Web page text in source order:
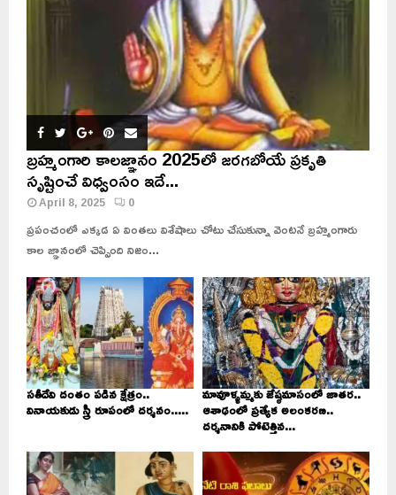
బ్రహ్మంగారి కాలజ్ఞానం 2025లో జరగబోయే ప్రకృతి
సృష్టించే విధ్వంసం ఇదే...
April 8, 2025 0
ప్రపంచంలో ఎక్కడ ఏ వింతలు విశేషాలు చోటు చేసుకున్నా వెంటనే బ్రహ్మంగారు
కాల జ్ఞానంలో చెప్పింది నిజం...
సతీదేవి దంతం పడిన క్షేత్రం..
వినాయకుడు స్త్రీ రూపంలో దర్శనం.....
మావూళ్ళమ్మకు జేష్ఠమాసంలో జాతర..
ఆశాఢంలో ప్రత్యేక అలంకరణ..
దర్శనానికి పోటెత్తిన...